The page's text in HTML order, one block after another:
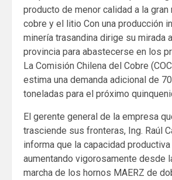
producto de menor calidad a la gran
cobre y el litio Con una producción
minería trasandina dirige su mirada
provincia para abastecerse en los
La Comisión Chilena del Cobre
estima una demanda adicional de
toneladas para el próximo
El gerente general de la empresa
trasciende sus fronteras, Ing. Raúl
informa que la capacidad
aumentando vigorosamente desde
marcha de los hornos MAERZ de